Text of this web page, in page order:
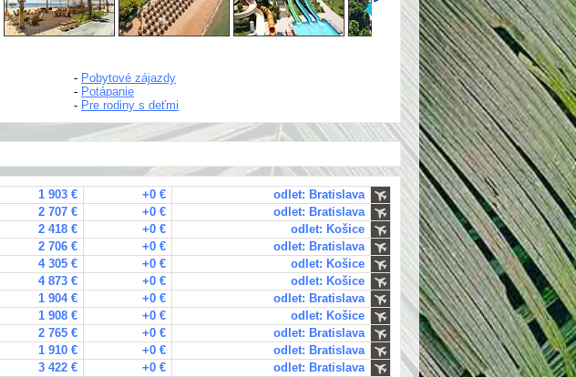
- Pobytové zájazdy
- Potápanie
- Pre rodiny s deťmi
1 903 € +0 €
odlet: Bratislava
2 707 € +0 €
odlet: Bratislava
2 418 € +0 €
odlet: Košice
2 706 € +0 €
odlet: Bratislava
4 305 € +0 €
odlet: Košice
4 873 € +0 €
odlet: Košice
1 904 € +0 €
odlet: Bratislava
1 908 € +0 €
odlet: Košice
2 765 € +0 €
odlet: Bratislava
1 910 € +0 €
odlet: Bratislava
3 422 € +0 €
odlet: Bratislava